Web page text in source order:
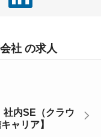
社 の求人
社内SE（クラウ
ャリア】